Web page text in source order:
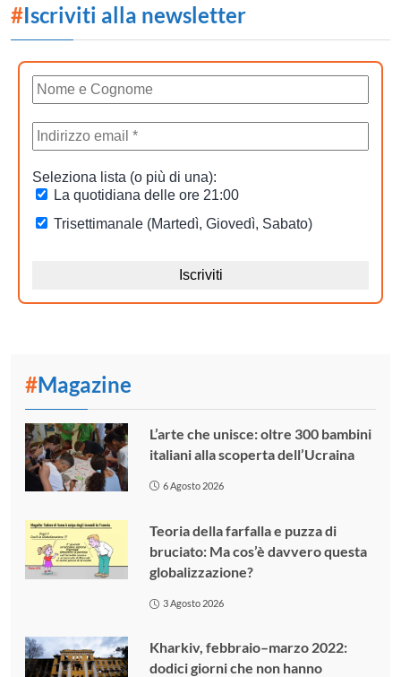
#Iscriviti alla newsletter
#Magazine
L’arte che unisce: oltre 300 bambini
italiani alla scoperta dell’Ucraina
6 Agosto 2026
Teoria della farfalla e puzza di
bruciato: Ma cos’è davvero questa
globalizzazione?
3 Agosto 2026
Kharkiv, febbraio–marzo 2022:
dodici giorni che non hanno